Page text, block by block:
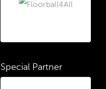
Special Partner